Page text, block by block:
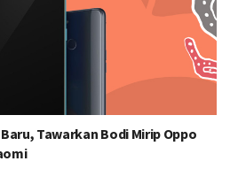
Tawarkan Bodi Mirip Oppo